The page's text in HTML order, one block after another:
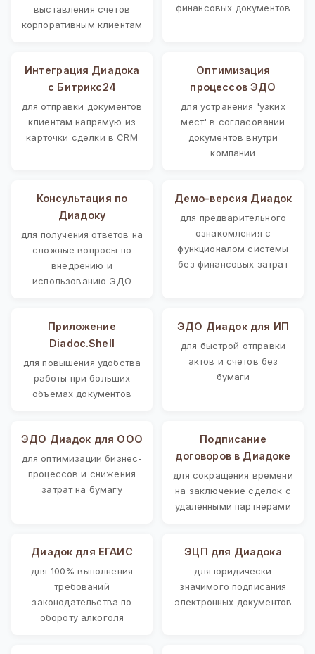
выставления счетов
корпоративным клиентам
финансовых документов
Интеграция Диадока
с Битрикс24
для отправки документов
клиентам напрямую из
карточки сделки в CRM
Оптимизация
процессов ЭДО
для устранения 'узких
мест' в согласовании
документов внутри
компании
Консультация по
Диадоку
для получения ответов на
сложные вопросы по
внедрению и
использованию ЭДО
Демо-версия Диадок
для предварительного
ознакомления с
функционалом системы
без финансовых затрат
Приложение
Diadoc.Shell
для повышения удобства
работы при больших
объемах документов
ЭДО Диадок для ИП
для быстрой отправки
актов и счетов без
бумаги
ЭДО Диадок для ООО
для оптимизации бизнес-
процессов и снижения
затрат на бумагу
Подписание
договоров в Диадоке
для сокращения времени
на заключение сделок с
удаленными партнерами
Диадок для ЕГАИС
для 100% выполнения
требований
законодательства по
обороту алкоголя
ЭЦП для Диадока
для юридически
значимого подписания
электронных документов